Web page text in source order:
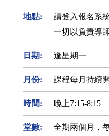
地點:
請登入報名系
一切以負責導
日期: 逢星期一
月份: 課程每月持續
時間: 晚上7:15-8:15
堂數: 全期兩個月，